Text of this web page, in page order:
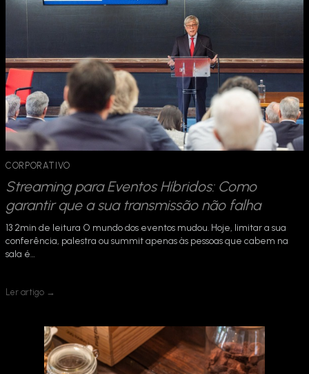
CORPORATIVO
Streaming para Eventos Híbridos: Como
garantir que a sua transmissão não falha
13 2min de leitura O mundo dos eventos mudou. Hoje, limitar a sua
conferência, palestra ou summit apenas às pessoas que cabem na
sala é…
Ler artigo →